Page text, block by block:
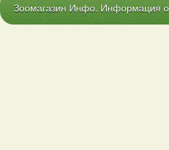
Зоомагазин Инфо. Информация о